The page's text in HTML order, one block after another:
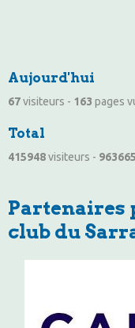
Aujourd'hui
67visiteurs - 163 pages
Total
415948visiteurs - 963665
Partenaires
club du